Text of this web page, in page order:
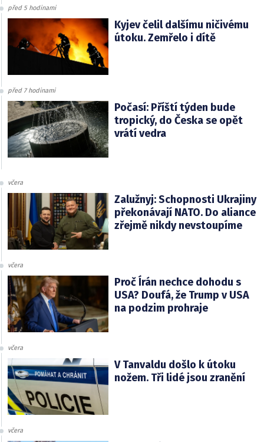
před 5 hodinami
Kyjev čelil dalšímu ničivému
útoku. Zemřelo i dítě
před 7 hodinami
Počasí: Příští týden bude
tropický, do Česka se opět
vrátí vedra
včera
Zalužnyj: Schopnosti Ukrajiny
překonávají NATO. Do aliance
zřejmě nikdy nevstoupíme
včera
Proč Írán nechce dohodu s
USA? Doufá, že Trump v USA
na podzim prohraje
včera
V Tanvaldu došlo k útoku
nožem. Tři lidé jsou zranění
včera